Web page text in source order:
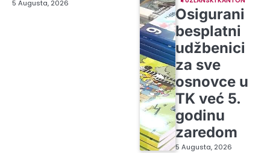
5 Augusta, 2026
Osigurani
besplatni
udžbenici
za sve
osnovce u
TK već 5.
godinu
zaredom
5 Augusta, 2026